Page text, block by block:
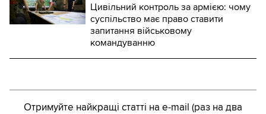
Цивільний контроль за армією: чому
суспільство має право ставити
запитання військовому
командуванню
Отримуйте найкращі статті на e-mail (раз на два